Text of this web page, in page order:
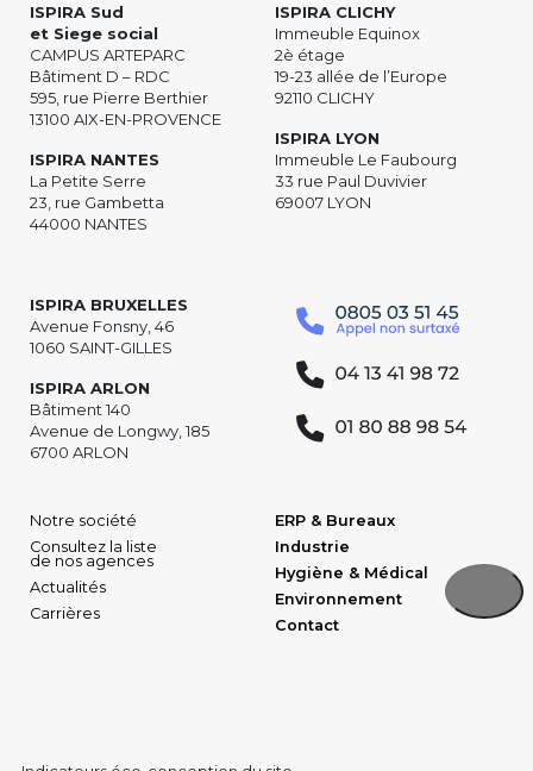
ISPIRA Sud
et Siege social
CAMPUS ARTEPARC
Bâtiment D – RDC
595, rue Pierre Berthier
13100 AIX-EN-PROVENCE
ISPIRA NANTES
La Petite Serre
23, rue Gambetta
44000 NANTES
ISPIRA CLICHY
Immeuble Equinox
2è étage
19-23 allée de l’Europe
92110 CLICHY
ISPIRA LYON
Immeuble Le Faubourg
33 rue Paul Duvivier
69007 LYON
ISPIRA BRUXELLES
Avenue Fonsny, 46
1060 SAINT-GILLES
ISPIRA ARLON
Bâtiment 140
Avenue de Longwy, 185
6700 ARLON
Notre société
Consultez la liste
de nos agences
Actualités
Carrières
ERP & Bureaux
Industrie
Hygiène & Médical
Environnement
Contact